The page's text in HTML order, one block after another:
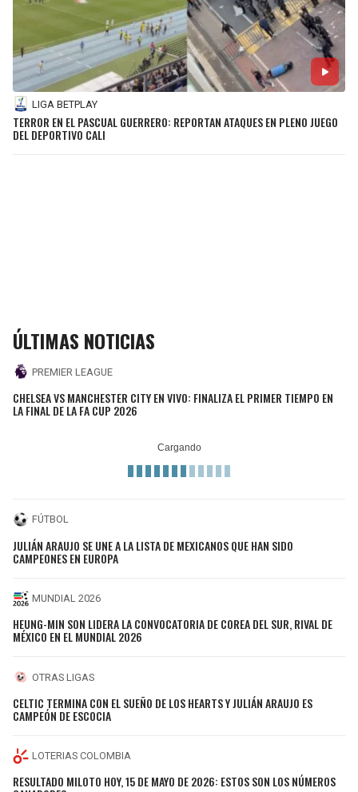
LIGA BETPLAY
TERROR EN EL PASCUAL GUERRERO: REPORTAN ATAQUES EN PLENO JUEGO
DEL DEPORTIVO CALI
ÚLTIMAS NOTICIAS
PREMIER LEAGUE
CHELSEA VS MANCHESTER CITY EN VIVO: FINALIZA EL PRIMER TIEMPO EN
LA FINAL DE LA FA CUP 2026
FÚTBOL
JULIÁN ARAUJO SE UNE A LA LISTA DE MEXICANOS QUE HAN SIDO
CAMPEONES EN EUROPA
MUNDIAL 2026
HEUNG-MIN SON LIDERA LA CONVOCATORIA DE COREA DEL SUR, RIVAL DE
MÉXICO EN EL MUNDIAL 2026
OTRAS LIGAS
CELTIC TERMINA CON EL SUEÑO DE LOS HEARTS Y JULIÁN ARAUJO ES
CAMPEÓN DE ESCOCIA
LOTERIAS COLOMBIA
RESULTADO MILOTO HOY, 15 DE MAYO DE 2026: ESTOS SON LOS NÚMEROS